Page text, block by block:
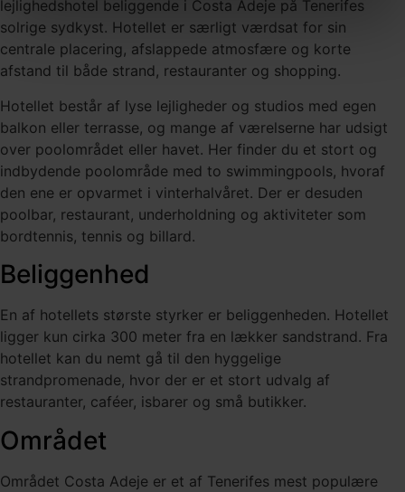
lejlighedshotel beliggende i Costa Adeje på Tenerifes
solrige sydkyst. Hotellet er særligt værdsat for sin
centrale placering, afslappede atmosfære og korte
afstand til både strand, restauranter og shopping.
Hotellet består af lyse lejligheder og studios med egen
balkon eller terrasse, og mange af værelserne har udsigt
over poolområdet eller havet. Her finder du et stort og
indbydende poolområde med to swimmingpools, hvoraf
den ene er opvarmet i vinterhalvåret. Der er desuden
poolbar, restaurant, underholdning og aktiviteter som
bordtennis, tennis og billard.
Beliggenhed
En af hotellets største styrker er beliggenheden. Hotellet
ligger kun cirka 300 meter fra en lækker sandstrand. Fra
hotellet kan du nemt gå til den hyggelige
strandpromenade, hvor der er et stort udvalg af
restauranter, caféer, isbarer og små butikker.
Området
Området Costa Adeje er et af Tenerifes mest populære